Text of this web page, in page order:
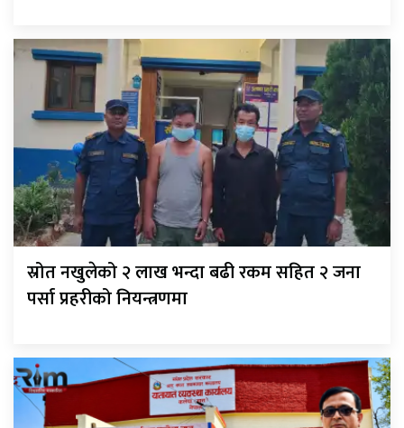
स्रोत नखुलेको २ लाख भन्दा बढी रकम सहित २ जना
पर्सा प्रहरीको नियन्त्रणमा